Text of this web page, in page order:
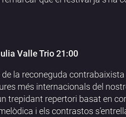
Valle Trio 21:00
la reconeguda
més internacionals del
trepidant repertori basat en
i els contrastos